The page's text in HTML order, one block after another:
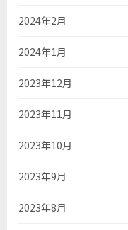
2024年2月
2024年1月
2023年12月
2023年11月
2023年10月
2023年9月
2023年8月